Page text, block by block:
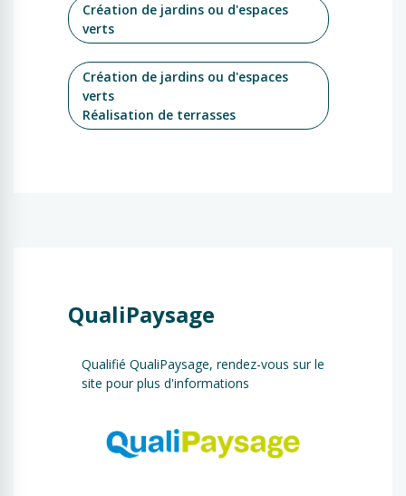
Création de jardins ou d'espaces
verts
Création de jardins ou d'espaces
verts
Réalisation de terrasses
QualiPaysage
Qualifié QualiPaysage, rendez-vous sur le
site pour plus d'informations